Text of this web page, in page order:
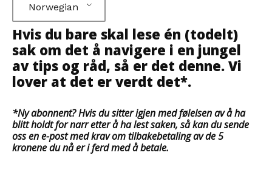
Norwegian
Hvis du bare skal lese én (todelt)
sak om det å navigere i en jungel
av tips og råd, så er det denne. Vi
lover at det er verdt det*.
*Ny abonnent? Hvis du sitter igjen med følelsen av å ha
blitt holdt for narr etter å ha lest saken, så kan du sende
oss en e-post med krav om tilbakebetaling av de 5
kronene du nå er i ferd med å betale.